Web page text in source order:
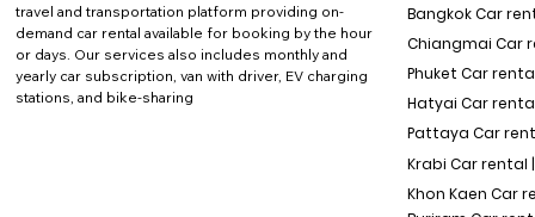
travel and transportation platform providing on-
demand car rental available for booking by the hour
or days. Our services also includes monthly and
yearly car subscription, van with driver, EV charging
stations, and bike-sharing
Bangkok Car
Chiangmai Car
Phuket Car rental
Hatyai Car
Pattaya Car
Krabi Car rental |
Khon Kaen Car